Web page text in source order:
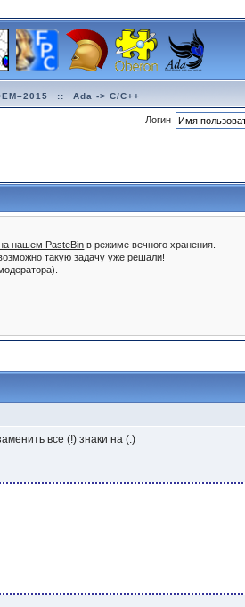
:: Ada -> C/C++
Логин
нашем PasteBin в режиме вечного хранения.
возможно такую задачу уже решали!
все (!) знаки на (.)